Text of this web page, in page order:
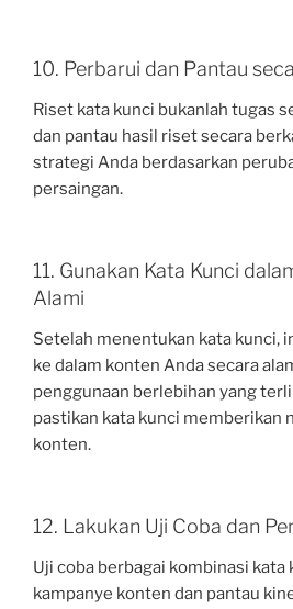
10. Perbarui dan Pantau
Riset kata kunci bukanlah tugas
dan pantau hasil riset secara
strategi Anda berdasarkan
persaingan.
11. Gunakan Kata Kunci
Alami
Setelah menentukan kata kunci,
ke dalam konten Anda secara
penggunaan berlebihan yang
pastikan kata kunci memberikan
konten.
12. Lakukan Uji Coba dan
Uji coba berbagai kombinasi kata
kampanye konten dan pantau